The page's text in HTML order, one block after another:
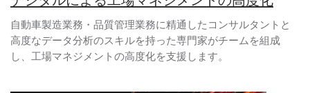
自動車製造業務・品質管理業務に精通したコンサルタントと
高度なデータ分析のスキルを持った専門家がチームを組成
し、工場マネジメントの高度化を支援します。